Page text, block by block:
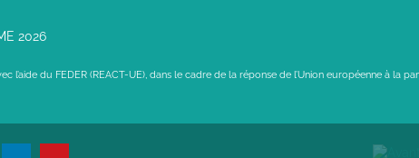
2026
l’aide du FEDER (REACT-UE), dans le cadre de la réponse de l’Union européenne à la